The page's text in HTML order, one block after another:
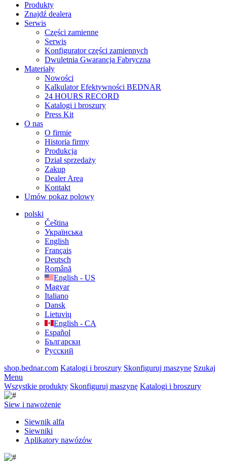
Produkty
Znajdź dealera
Serwis
Części zamienne
Serwis
Konfigurator części zamiennych
Dwuletnia Gwarancja Fabryczna
Materiały
Nowości
Kalkulator Efektywności BEDNAR
24 HOURS RECORD
Katalogi i broszury
Press Kit
O nas
O firmie
Historia firmy
Produkcja
Dział sprzedaży
Zakup
Dealer Area
Kontakt
Umów pokaz polowy
polski
Čeština
Українська
English
Français
Deutsch
Română
English - US
Magyar
Italiano
Dansk
Lietuvių
English - CA
Español
Български
Русский
shop.bednar.com Katalogi i broszury Skonfiguruj maszynę Szukaj
Menu
Wszystkie produkty Skonfiguruj maszynę Katalogi i broszury
Siew i nawożenie
Siewnik alfa
Siewniki
Aplikatory nawózów